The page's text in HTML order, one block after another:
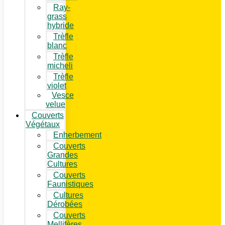
Ray-
grass
hybride
Trèfle
blanc
Trèfle
micheli
Trèfle
violet
Vesce
velue
Couverts
Végétaux
Enherbement
Couverts
Grandes
Cultures
Couverts
Faunistiques
Cultures
Dérobées
Couverts